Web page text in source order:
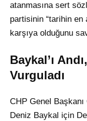
atanmasına sert
partisinin “tarihin en
karşıya olduğunu
Baykal’ı
Vurguladı
CHP Genel
Deniz Baykal için